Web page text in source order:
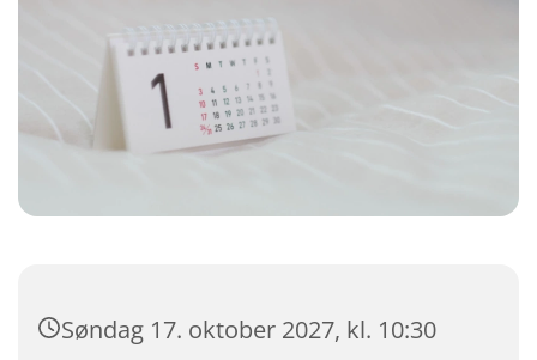
Søndag 17. oktober 2027, kl. 10:30